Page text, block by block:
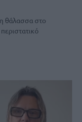
θάλασσα στο